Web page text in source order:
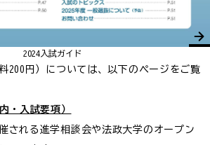
2024入試ガイド
200円）については、以下のページをご覧
・入試要項）
される進学相談会や法政大学のオープン